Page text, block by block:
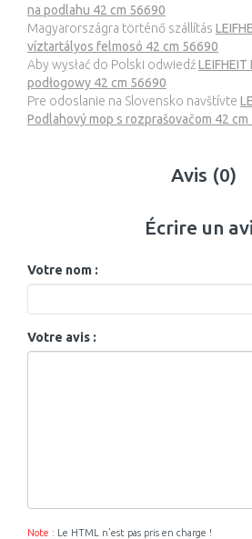
na podlahu 42 cm 56690
Magyarországra történő szállítás
víztartályos felmosó 42 cm 56690
Aby wysłać do Polski odwiedź
podłogowy 42 cm 56690
Pre odoslanie na Slovensko navštívte
Podlahový mop s rozprašovačom 42 cm
Avis (0)
Écrire un
Votre nom :
Votre avis :
Note : Le HTML n’est pas pris en charge !